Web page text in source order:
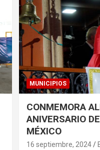
MUNICIPIOS
CONMEMORA
ANIVERSARIO
MÉXICO
16 septiembre, 2024